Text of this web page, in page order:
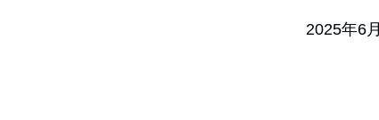
年6月